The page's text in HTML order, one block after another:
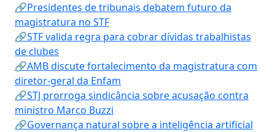
🔗Presidentes de tribunais debatem futuro da
magistratura no STF
🔗STF valida regra para cobrar dívidas trabalhistas
de clubes
🔗AMB discute fortalecimento da magistratura com
diretor-geral da Enfam
🔗STJ prorroga sindicância sobre acusação contra
ministro Marco Buzzi
🔗Governança natural sobre a inteligência artificial